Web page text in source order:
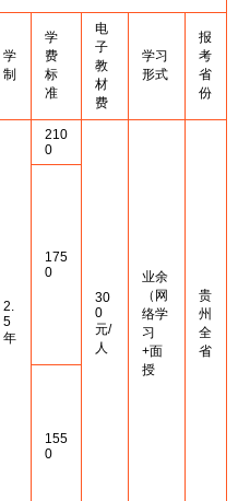
学
制
学
费
标
准
电
子
教
材
费
学习
形式
报
考
省
份
2.
5
年
210
0
30
0
元/
人
业余
（网
络学
习
+面
授
贵
州
全
省
175
0
155
0